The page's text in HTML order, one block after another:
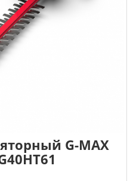
G-MAX